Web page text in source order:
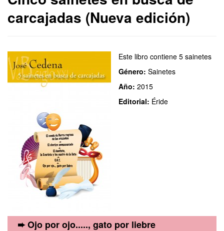
carcajadas (Nueva edición)
Este libro contiene 5 sainetes
Género: Sainetes
Año: 2015
Editorial: Éride
➨ Ojo por ojo....., gato por liebre